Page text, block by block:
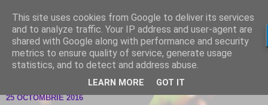
25 OCTOMBRIE 2016
This site uses cookies from Google to deliver its services
and to analyze traffic. Your IP address and user-agent are
shared with Google along with performance and security
metrics to ensure quality of service, generate usage
statistics, and to detect and address abuse.
LEARN MORE GOT IT